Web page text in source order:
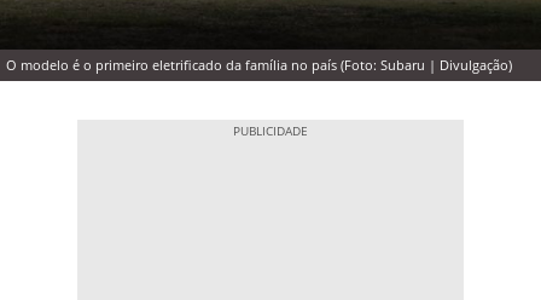
O modelo é o primeiro eletrificado da família no país (Foto: Subaru | Divulgação)